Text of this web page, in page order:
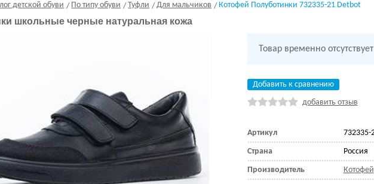
детской обуви По типу обуви Туфли Для мальчиков Котофей Полуботинки 732335-21 Detbot
школьные черные натуральная кожа
Товар временно
Добавить к сравнению
добавить отзыв
Артикул 732335-
Страна Россия
Производитель Котофей